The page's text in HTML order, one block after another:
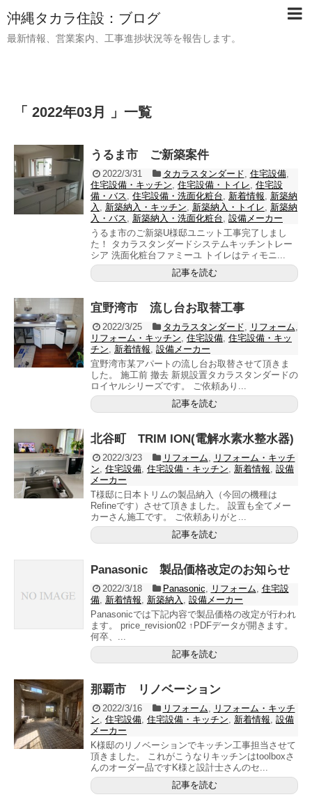
沖縄タカラ住設：ブログ
最新情報、営業案内、工事進捗状況等を報告します。
「 2022年03月 」一覧
うるま市 ご新築案件
2022/3/31 タカラスタンダード 住宅設備,
住宅設備・キッチン 住宅設備・トイレ 住宅設
備・バス
住宅設備・洗面化粧台 新着情報
新築納
入
新築納入・キッチン 新築納入・トイレ
新築納
入・バス
新築納入・洗面化粧台 設備メーカー
うるま市のご新築U様邸ユニット工事完了しまし
た！ タカラスタンダードシステムキッチントレー
シア 洗面化粧台ファミーユ トイレはティモニ...
記事を読む
宜野湾市 流し台お取替工事
2022/3/25 タカラスタンダード リフォーム
リフォーム・キッチン 住宅設備 住宅設備・キッ
チン
新着情報 設備メーカー
宜野湾市某アパートの流し台お取替させて頂きま
した。 施工前 撤去 新規設置タカラスタンダードの
ロイヤルシリーズです。 ご依頼あり...
記事を読む
北谷町 TRIM ION(電解水素水整水器)
2022/3/23 リフォーム
リフォーム・キッチ
ン 住宅設備 住宅設備・キッチン 新着情報 設備
メーカー
T様邸に日本トリムの製品納入（今回の機種は
Refineです）させて頂きました。 設置も全てメー
カーさん施工です。 ご依頼ありがと...
記事を読む
Panasonic 製品価格改定のお知らせ
2022/3/18 Panasonic リフォーム 住宅設
備 新着情報 新築納入
設備メーカー
Panasonicでは下記内容で製品価格の改定が行われ
ます。 price_revision02 ↑PDFデータが開きます。
何卒、...
記事を読む
那覇市 リノベーション
2022/3/16 リフォーム
リフォーム・キッチ
ン 住宅設備 住宅設備・キッチン 新着情報 設備
メーカー
K様邸のリノベーションでキッチン工事担当させて
頂きました。 これがこうなりキッチンはtoolboxさ
んのオーダー品ですK様と設計士さんのセ...
記事を読む